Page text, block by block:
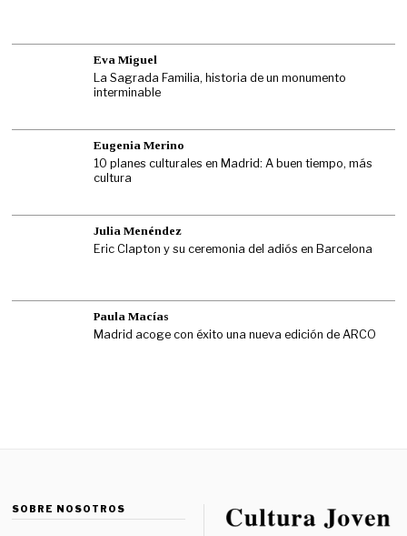
Eva Miguel
La Sagrada Familia, historia de un monumento
interminable
Eugenia Merino
10 planes culturales en Madrid: A buen tiempo, más
cultura
Julia Menéndez
Eric Clapton y su ceremonia del adiós en Barcelona
Paula Macías
Madrid acoge con éxito una nueva edición de ARCO
SOBRE NOSOTROS